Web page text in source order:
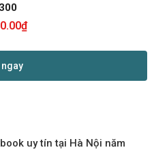
₫
ngay
uy tín tại Hà Nội năm